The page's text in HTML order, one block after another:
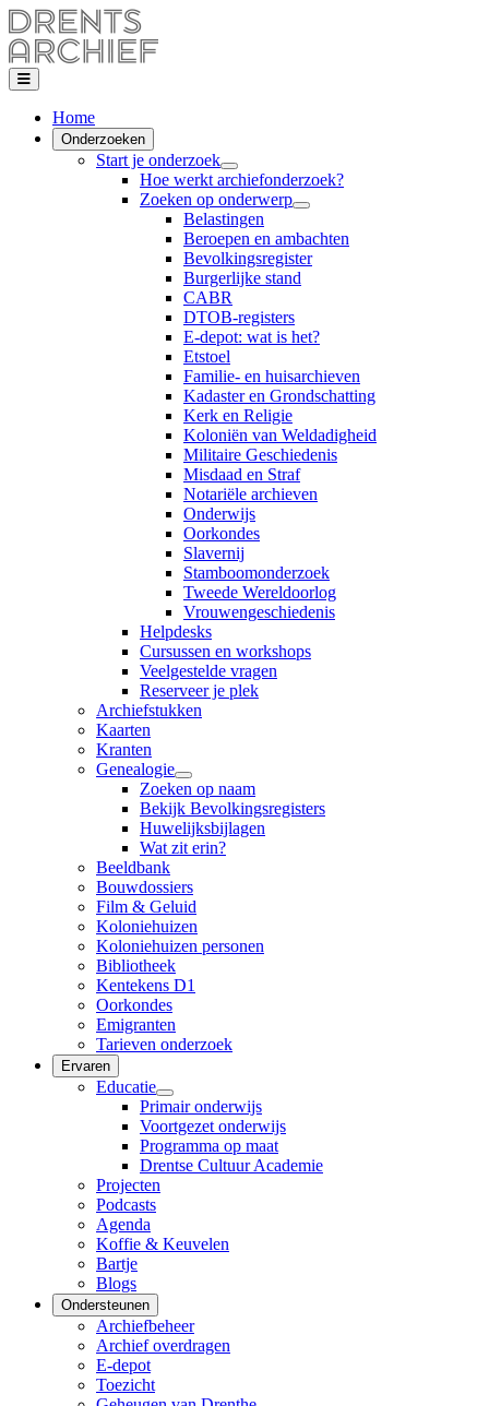
Home
Onderzoeken
Start je onderzoek
Hoe werkt archiefonderzoek?
Zoeken op onderwerp
Belastingen
Beroepen en ambachten
Bevolkingsregister
Burgerlijke stand
CABR
DTOB-registers
E-depot: wat is het?
Etstoel
Familie- en huisarchieven
Kadaster en Grondschatting
Kerk en Religie
Koloniën van Weldadigheid
Militaire Geschiedenis
Misdaad en Straf
Notariële archieven
Onderwijs
Oorkondes
Slavernij
Stamboomonderzoek
Tweede Wereldoorlog
Vrouwengeschiedenis
Helpdesks
Cursussen en workshops
Veelgestelde vragen
Reserveer je plek
Archiefstukken
Kaarten
Kranten
Genealogie
Zoeken op naam
Bekijk Bevolkingsregisters
Huwelijksbijlagen
Wat zit erin?
Beeldbank
Bouwdossiers
Film & Geluid
Koloniehuizen
Koloniehuizen personen
Bibliotheek
Kentekens D1
Oorkondes
Emigranten
Tarieven onderzoek
Ervaren
Educatie
Primair onderwijs
Voortgezet onderwijs
Programma op maat
Drentse Cultuur Academie
Projecten
Podcasts
Agenda
Koffie & Keuvelen
Bartje
Blogs
Ondersteunen
Archiefbeheer
Archief overdragen
E-depot
Toezicht